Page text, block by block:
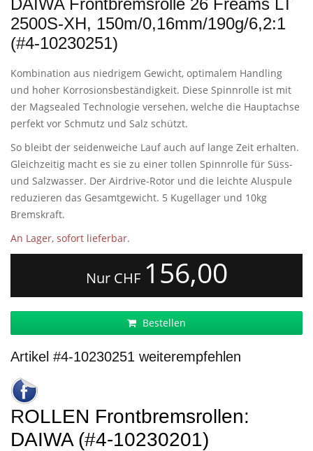
2500S-XH, 150m/0,16mm/190g/6,2:1
(#4-10230251)
Kombination aus niedrigem Gewicht, optimalem Handling
und hoher Korrosionsbeständigkeit. Diese Spinnrolle ist mit
der Magsealed Technologie versehen, welche die Hauptachse
perfekt vor Schmutz und Salz schützt.
So bleibt der seidenweiche Lauf auch auf lange Zeit erhalten.
Gleichzeitig macht es sie zu einer tollen Spinnrolle für Süss-
und Salzwasser. Der Airdrive-Rotor und die leichte Aluspule
reduzieren das Gesamtgewicht. 5 Kugellager und 10kg
Bremskraft.
An Lager, sofort lieferbar.
Nur CHF 156,00
Bestellen
Artikel #4-10230251 weiterempfehlen
ROLLEN Frontbremsrollen:
DAIWA (#4-10230201)